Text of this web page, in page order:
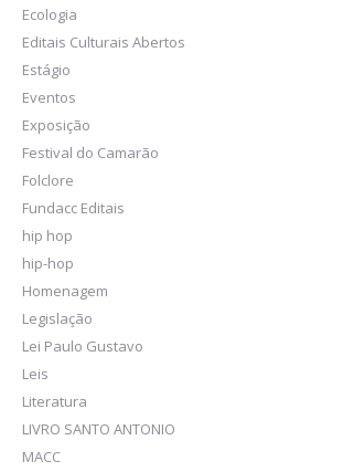
Ecologia
Editais Culturais Abertos
Estágio
Eventos
Exposição
Festival do Camarão
Folclore
Fundacc Editais
hip hop
hip-hop
Homenagem
Legislação
Lei Paulo Gustavo
Leis
Literatura
LIVRO SANTO ANTONIO
MACC